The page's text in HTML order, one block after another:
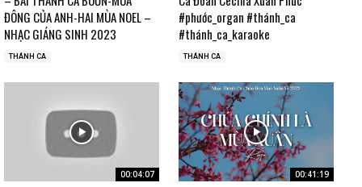
ĐÔNG CỦA ANH-HAI MÙA NOEL –
NHẠC GIÁNG SINH 2023
THÁNH CA
#phước_organ #thánh_ca
#thánh_ca_karaoke
THÁNH CA
00:04:07 00:41:19